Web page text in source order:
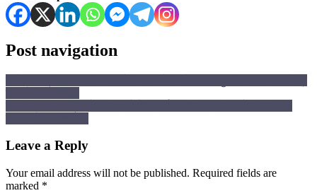
Post navigation
Leave a Reply
Your email address will not be published. Required fields are
marked *